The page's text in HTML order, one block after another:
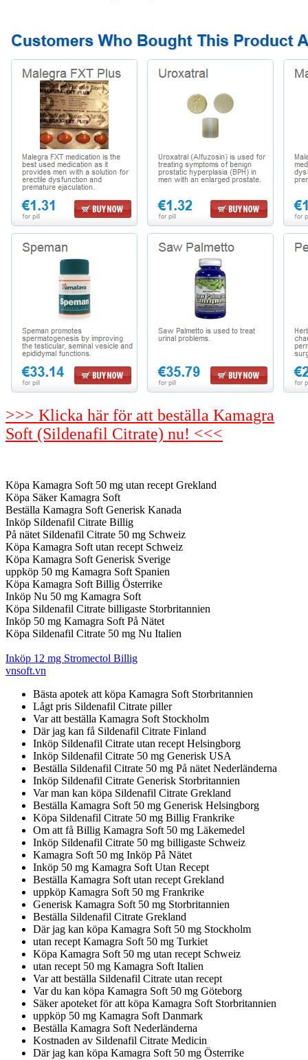
>>> Klicka här för att beställa Kamagra
Soft (Sildenafil Citrate) nu! <<<
Köpa Kamagra Soft 50 mg utan recept Grekland
Köpa Säker Kamagra Soft
Beställa Kamagra Soft Generisk Kanada
Inköp Sildenafil Citrate Billig
På nätet Sildenafil Citrate 50 mg Schweiz
Köpa Kamagra Soft utan recept Schweiz
Köpa Kamagra Soft Generisk Sverige
uppköp 50 mg Kamagra Soft Spanien
Köpa Kamagra Soft Billig Österrike
Inköp Nu 50 mg Kamagra Soft
Köpa Sildenafil Citrate billigaste Storbritannien
Inköp 50 mg Kamagra Soft På Nätet
Köpa Sildenafil Citrate 50 mg Nu Italien
Inköp 12 mg Stromectol Billig
vnsoft.vn
Bästa apotek att köpa Kamagra Soft Storbritannien
Lågt pris Sildenafil Citrate piller
Var att beställa Kamagra Soft Stockholm
Där jag kan få Sildenafil Citrate Finland
Inköp Sildenafil Citrate utan recept Helsingborg
Inköp Sildenafil Citrate 50 mg Generisk USA
Beställa Sildenafil Citrate 50 mg På nätet Nederländerna
Inköp Sildenafil Citrate Generisk Storbritannien
Var man kan köpa Sildenafil Citrate Grekland
Beställa Kamagra Soft 50 mg Generisk Helsingborg
Köpa Sildenafil Citrate 50 mg Billig Frankrike
Om att få Billig Kamagra Soft 50 mg Läkemedel
Inköp Sildenafil Citrate 50 mg billigaste Schweiz
Kamagra Soft 50 mg Inköp På Nätet
Inköp 50 mg Kamagra Soft Utan Recept
Beställa Kamagra Soft utan recept Grekland
uppköp Kamagra Soft 50 mg Frankrike
Generisk Kamagra Soft 50 mg Storbritannien
Beställa Sildenafil Citrate Grekland
Där jag kan köpa Kamagra Soft 50 mg Stockholm
utan recept Kamagra Soft 50 mg Turkiet
Köpa Kamagra Soft 50 mg utan recept Schweiz
utan recept 50 mg Kamagra Soft Italien
Var att beställa Sildenafil Citrate utan recept
Var du kan köpa Kamagra Soft 50 mg Göteborg
Säker apoteket för att köpa Kamagra Soft Storbritannien
uppköp 50 mg Kamagra Soft Danmark
Beställa Kamagra Soft Nederländerna
Kostnaden av Sildenafil Citrate Medicin
Där jag kan köpa Kamagra Soft 50 mg Österrike